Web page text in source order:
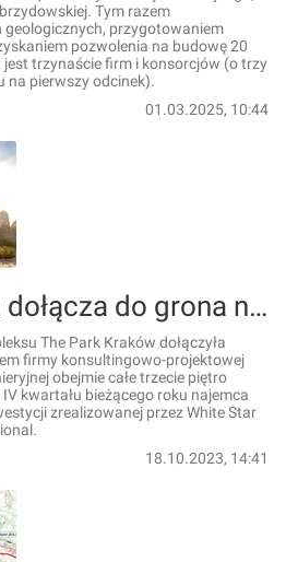
Tym razem
przygotowaniem
pozwolenia na budowę 20
trzynaście firm i konsorcjów (o trzy
na pierwszy odcinek).
01.03.2025, 10:44
Sweco Polska dołącza do grona najemców The Park Kraków
The Park Kraków dołączyła
firmy konsultingowo-projektowej
obejmie całe trzecie piętro
kwartału bieżącego roku najemca
zrealizowanej przez White Star
18.10.2023, 14:41